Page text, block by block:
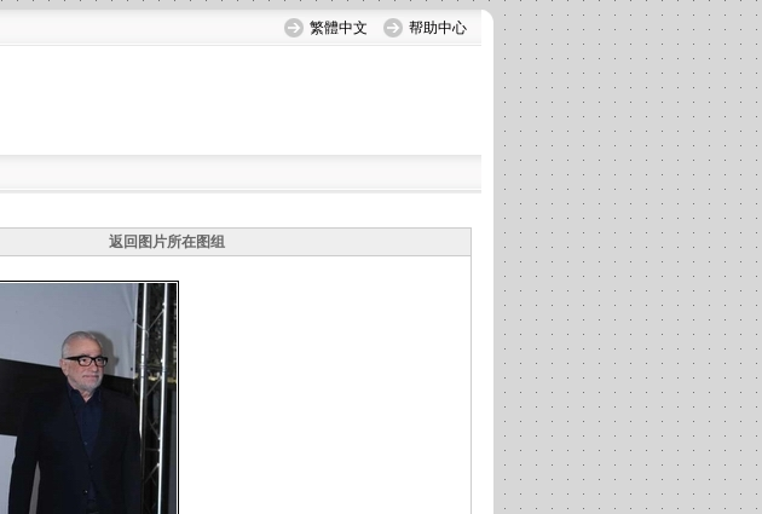
繁體中文 帮助中心
返回图片所在图组